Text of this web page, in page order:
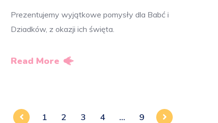
Prezentujemy wyjątkowe pomysły dla Babć i
Dziadków, z okazji ich święta.
Read More
1 2 3 4 … 9